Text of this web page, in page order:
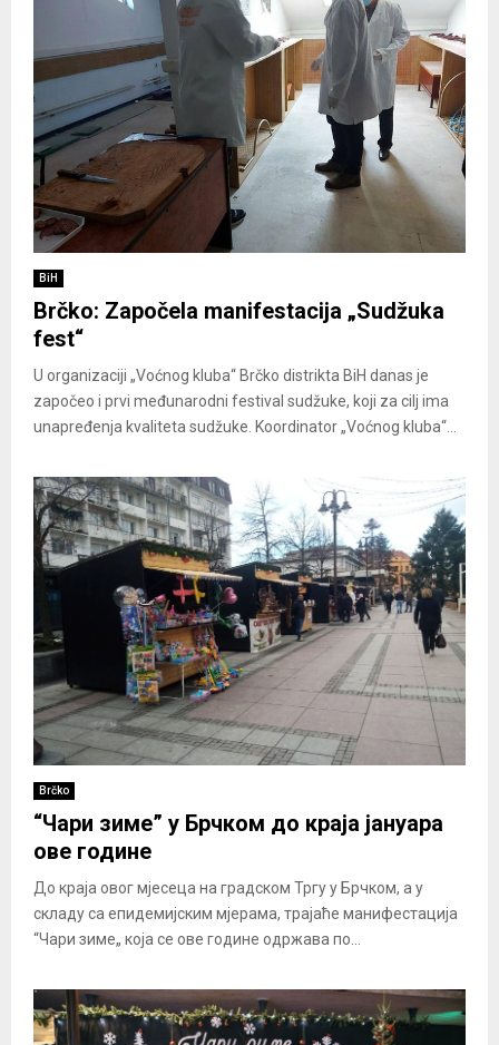
BiH
Brčko: Započela manifestacija „Sudžuka
fest“
U organizaciji „Voćnog kluba“ Brčko distrikta BiH danas je
započeo i prvi međunarodni festival sudžuke, koji za cilj ima
unapređenja kvaliteta sudžuke. Koordinator „Voćnog kluba“...
Brčko
“Чари зиме” у Брчком до краја јануара
ове године
До краја овог мјесеца на градском Тргу у Брчком, а у
складу са епидемијским мјерама, трајаће манифестација
“Чари зиме„ која се ове године одржава по...